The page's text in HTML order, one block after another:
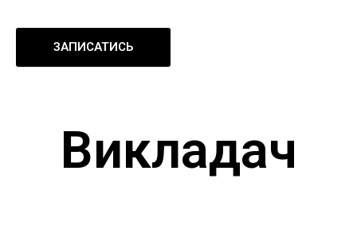
ЗАПИСАТИСЬ
Викладач